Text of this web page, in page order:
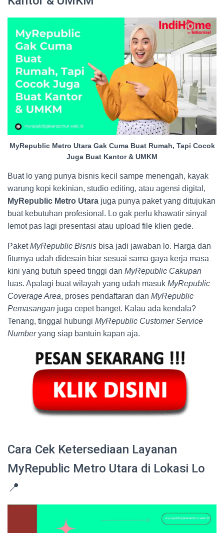
MyRepublic Metro Utara Gak Cuma Buat Rumah, Tapi Cocok
Juga Buat Kantor & UMKM
Buat lo yang punya bisnis kecil sampe menengah, kayak
warung kopi kekinian, studio editing, atau agensi digital,
MyRepublic Metro Utara juga punya paket yang ditujukan
buat kebutuhan profesional. Lo gak perlu khawatir sinyal
lemot pas lagi presentasi atau upload file klien gede.
PaketMyRepublic Bisnis bisa jadi jawaban lo. Harga dan
fiturnya udah didesain biar sesuai sama gaya kerja masa
kini yang butuh speed tinggi dan MyRepublic Cakupan
luas. Apalagi buat wilayah yang udah masuk MyRepublic
Coverage Area, proses pendaftaran dan MyRepublic
Pemasangan juga cepet banget. Kalau ada kendala?
Tenang, tinggal hubungi MyRepublic Customer Service
Numberyang siap bantuin kapan aja.
Cara Cek Ketersediaan Layanan
MyRepublic Metro Utara di Lokasi Lo
📍